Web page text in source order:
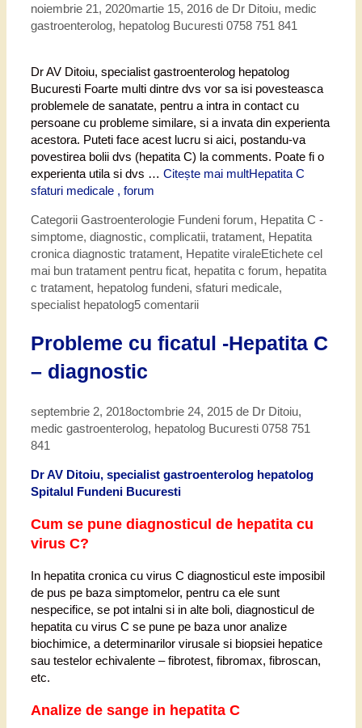
noiembrie 21, 2020martie 15, 2016 de Dr Ditoiu, medic
gastroenterolog, hepatolog Bucuresti 0758 751 841
Dr AV Ditoiu, specialist gastroenterolog hepatolog
Bucuresti Foarte multi dintre dvs vor sa isi povesteasca
problemele de sanatate, pentru a intra in contact cu
persoane cu probleme similare, si a invata din experienta
acestora. Puteti face acest lucru si aici, postandu-va
povestirea bolii dvs (hepatita C) la comments. Poate fi o
experienta utila si dvs … Citește mai multHepatita C
sfaturi medicale , forum
Categorii Gastroenterologie Fundeni forum, Hepatita C -
simptome, diagnostic, complicatii, tratament, Hepatita
cronica diagnostic tratament, Hepatite viraleEtichete cel
mai bun tratament pentru ficat, hepatita c forum, hepatita
c tratament, hepatolog fundeni, sfaturi medicale,
specialist hepatolog5 comentarii
Probleme cu ficatul -Hepatita C
– diagnostic
septembrie 2, 2018octombrie 24, 2015 de Dr Ditoiu,
medic gastroenterolog, hepatolog Bucuresti 0758 751
841
Dr AV Ditoiu, specialist gastroenterolog hepatolog
Spitalul Fundeni Bucuresti
Cum se pune diagnosticul de hepatita cu
virus C?
In hepatita cronica cu virus C diagnosticul este imposibil
de pus pe baza simptomelor, pentru ca ele sunt
nespecifice, se pot intalni si in alte boli, diagnosticul de
hepatita cu virus C se pune pe baza unor analize
biochimice, a determinarilor virusale si biopsiei hepatice
sau testelor echivalente – fibrotest, fibromax, fibroscan,
etc.
Analize de sange in hepatita C